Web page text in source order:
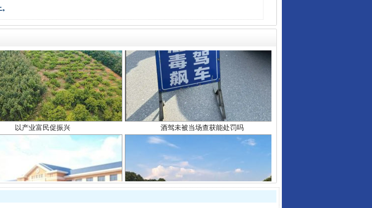
以产业富民促振兴 酒驾未被当场查获能处罚吗